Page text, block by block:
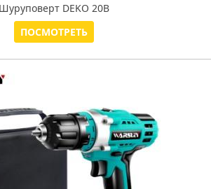
Шуруповерт DEKO 20В
ПОСМОТРЕТЬ